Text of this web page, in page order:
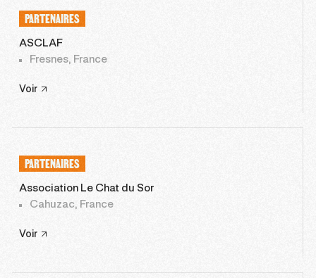
PARTENAIRES
ASCLAF
Fresnes, France
Voir
PARTENAIRES
Association Le Chat du Sor
Cahuzac, France
Voir